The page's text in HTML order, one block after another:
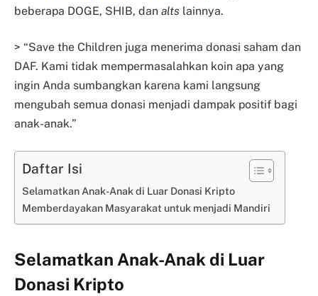
beberapa DOGE, SHIB, dan alts lainnya.
> “Save the Children juga menerima donasi saham dan
DAF. Kami tidak mempermasalahkan koin apa yang
ingin Anda sumbangkan karena kami langsung
mengubah semua donasi menjadi dampak positif bagi
anak-anak.”
Daftar Isi
Selamatkan Anak-Anak di Luar Donasi Kripto
Memberdayakan Masyarakat untuk menjadi Mandiri
Selamatkan Anak-Anak di Luar
Donasi Kripto